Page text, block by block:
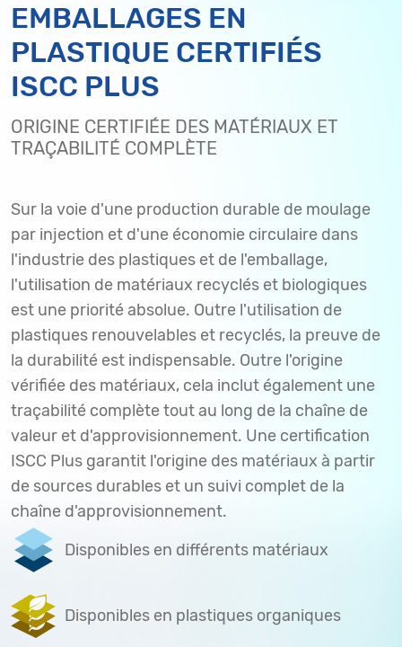
EMBALLAGES EN
PLASTIQUE CERTIFIÉS
ISCC PLUS
ORIGINE CERTIFIÉE DES MATÉRIAUX ET
TRAÇABILITÉ COMPLÈTE
Sur la voie d'une production durable de moulage
par injection et d'une économie circulaire dans
l'industrie des plastiques et de l'emballage,
l'utilisation de matériaux recyclés et biologiques
est une priorité absolue. Outre l'utilisation de
plastiques renouvelables et recyclés, la preuve de
la durabilité est indispensable. Outre l'origine
vérifiée des matériaux, cela inclut également une
traçabilité complète tout au long de la chaîne de
valeur et d'approvisionnement. Une certification
ISCC Plus garantit l'origine des matériaux à partir
de sources durables et un suivi complet de la
chaîne d'approvisionnement.
Disponibles en différents matériaux
Disponibles en plastiques organiques